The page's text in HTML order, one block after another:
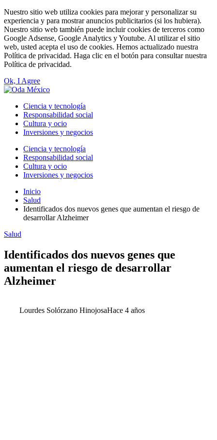
Nuestro sitio web utiliza cookies para mejorar y personalizar su
experiencia y para mostrar anuncios publicitarios (si los hubiera).
Nuestro sitio web también puede incluir cookies de terceros como
Google Adsense, Google Analytics y Youtube. Al utilizar el sitio
web, usted acepta el uso de cookies. Hemos actualizado nuestra
Política de privacidad. Haga clic en el botón para consultar nuestra
Política de privacidad.
Ok, I Agree
Ciencia y tecnología
Responsabilidad social
Cultura y ocio
Inversiones y negocios
Ciencia y tecnología
Responsabilidad social
Cultura y ocio
Inversiones y negocios
Inicio
Salud
Identificados dos nuevos genes que aumentan el riesgo de
desarrollar Alzheimer
Salud
Identificados dos nuevos genes que
aumentan el riesgo de desarrollar
Alzheimer
Lourdes Solórzano HinojosaHace 4 años